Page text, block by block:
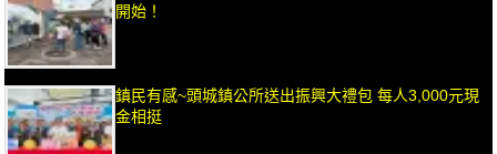
開始！
鎮民有感~頭城鎮公所送出振興大禮包 每人3,000元現
金相挺